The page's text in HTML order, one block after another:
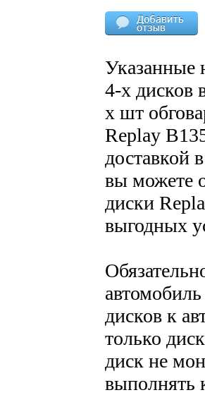
Указанные
4-х дисков
х шт
Replay
доставкой
вы можете
диски
выгодных
дисков к
только
диск не
выполнять